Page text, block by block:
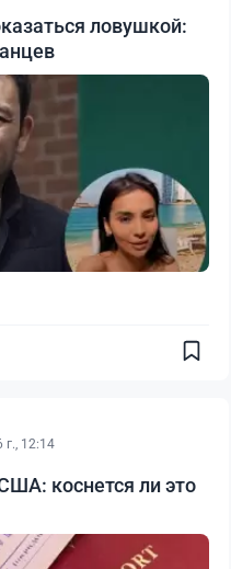
ловушкой:
г., 12:14
коснется ли это